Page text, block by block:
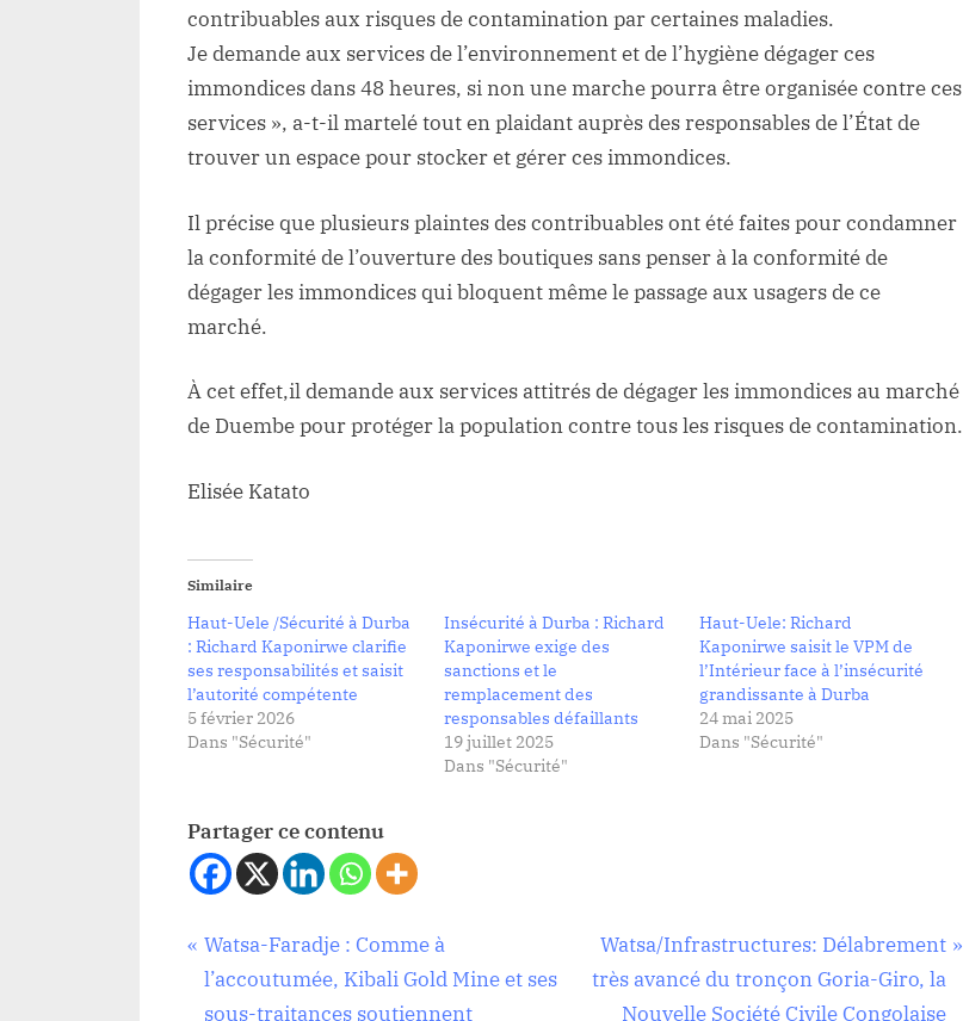
contribuables aux risques de contamination par certaines maladies.
Je demande aux services de l’environnement et de l’hygiène dégager ces
immondices dans 48 heures, si non une marche pourra être organisée contre ces
services », a-t-il martelé tout en plaidant auprès des responsables de l’État de
trouver un espace pour stocker et gérer ces immondices.
Il précise que plusieurs plaintes des contribuables ont été faites pour condamner
la conformité de l’ouverture des boutiques sans penser à la conformité de
dégager les immondices qui bloquent même le passage aux usagers de ce
marché.
À cet effet,il demande aux services attitrés de dégager les immondices au marché
de Duembe pour protéger la population contre tous les risques de contamination.
Elisée Katato
Similaire
Haut-Uele /Sécurité à Durba
: Richard Kaponirwe clarifie
ses responsabilités et saisit
l’autorité compétente
5 février 2026
Dans "Sécurité"
Insécurité à Durba : Richard
Kaponirwe exige des
sanctions et le
remplacement des
responsables défaillants
19 juillet 2025
Dans "Sécurité"
Haut-Uele: Richard
Kaponirwe saisit le VPM de
l’Intérieur face à l’insécurité
grandissante à Durba
24 mai 2025
Dans "Sécurité"
Partager ce contenu
Société
Navigation
de
P
r
e
Watsa-Faradje : Comme à
l’accoutumée, Kibali Gold Mine et ses
sous-traitances soutiennent
N
e
Watsa/Infrastructures: Délabrement
très avancé du tronçon Goria-Giro, la
Nouvelle Société Civile Congolaise